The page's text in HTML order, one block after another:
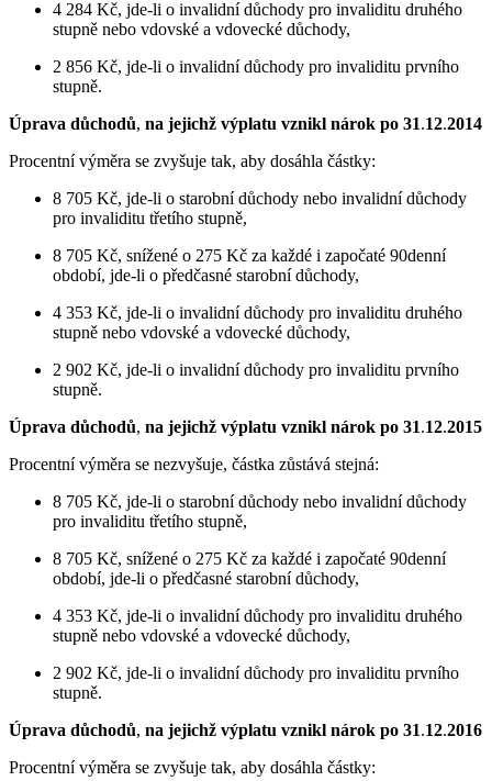
4 284 Kč, jde-li o invalidní důchody pro invaliditu druhého
stupně nebo vdovské a vdovecké důchody,
2 856 Kč, jde-li o invalidní důchody pro invaliditu prvního
stupně.
Úprava důchodů, na jejichž výplatu vznikl nárok po 31.12.2014
Procentní výměra se zvyšuje tak, aby dosáhla částky:
8 705 Kč, jde-li o starobní důchody nebo invalidní důchody
pro invaliditu třetího stupně,
8 705 Kč, snížené o 275 Kč za každé i započaté 90denní
období, jde-li o předčasné starobní důchody,
4 353 Kč, jde-li o invalidní důchody pro invaliditu druhého
stupně nebo vdovské a vdovecké důchody,
2 902 Kč, jde-li o invalidní důchody pro invaliditu prvního
stupně.
Úprava důchodů, na jejichž výplatu vznikl nárok po 31.12.2015
Procentní výměra se nezvyšuje, částka zůstává stejná:
8 705 Kč, jde-li o starobní důchody nebo invalidní důchody
pro invaliditu třetího stupně,
8 705 Kč, snížené o 275 Kč za každé i započaté 90denní
období, jde-li o předčasné starobní důchody,
4 353 Kč, jde-li o invalidní důchody pro invaliditu druhého
stupně nebo vdovské a vdovecké důchody,
2 902 Kč, jde-li o invalidní důchody pro invaliditu prvního
stupně.
Úprava důchodů, na jejichž výplatu vznikl nárok po 31.12.2016
Procentní výměra se zvyšuje tak, aby dosáhla částky: